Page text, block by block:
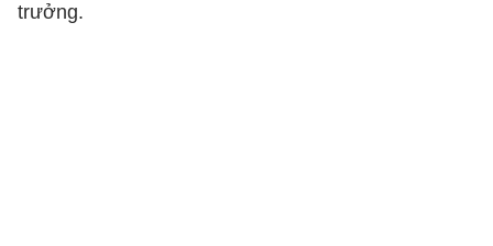
trưởng.